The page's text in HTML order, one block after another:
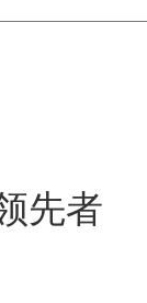
先者